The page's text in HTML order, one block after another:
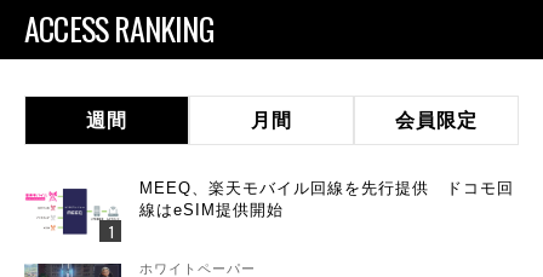
ACCESS RANKING
週間 月間 会員限定
MEEQ、楽天モバイル回線を先行提供 ドコモ回
線はeSIM提供開始
ホワイトペーパー